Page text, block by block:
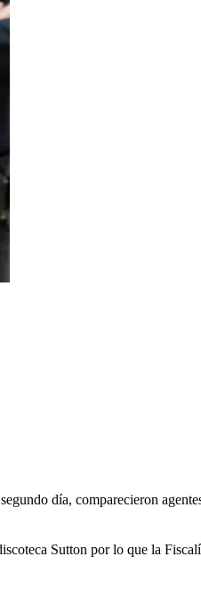
día, comparecieron
Sutton por lo que la